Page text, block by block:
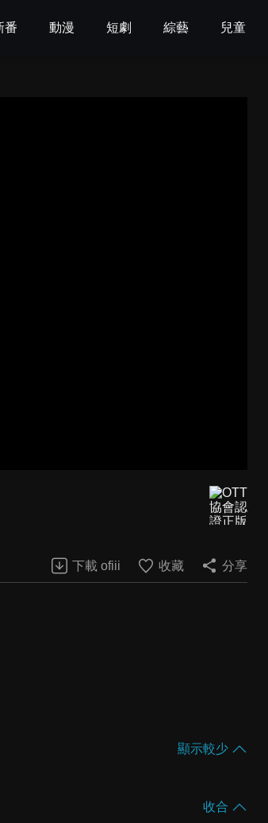
番 動漫 短劇 綜藝 兒童
下載 ofiii 收藏 分享
顯示較少
收合